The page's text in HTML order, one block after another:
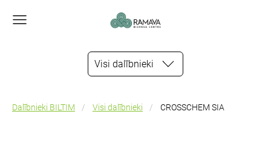
Visi dalībnieki
Dalībnieki BILTIM Visi dalībnieki CROSSCHEM SIA